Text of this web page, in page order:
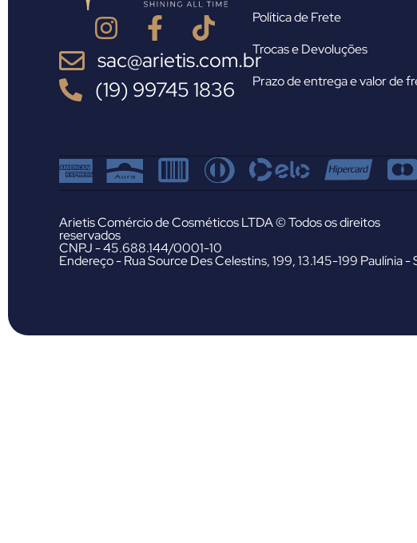
sac@arietis.com.br
(19) 99745 1836
Política de Frete
Trocas e Devoluções
Prazo de entrega e valor de
Arietis Comércio de Cosméticos LTDA © Todos os direitos
reservados
CNPJ - 45.688.144/0001-10
Endereço - Rua Source Des Celestins, 199, 13.145-199 Paulínia -